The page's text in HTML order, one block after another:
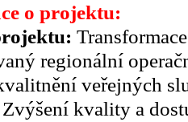
o projektu:
regionální
veřejných
kvality a